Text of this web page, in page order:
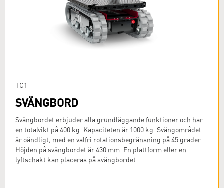
TC1
SVÄNGBORD
Svängbordet erbjuder alla grundläggande funktioner och har
en totalvikt på 400 kg. Kapaciteten är 1000 kg. Svängområdet
är oändligt, med en valfri rotationsbegränsning på 45 grader.
Höjden på svängbordet är 430 mm. En plattform eller en
lyftschakt kan placeras på svängbordet.